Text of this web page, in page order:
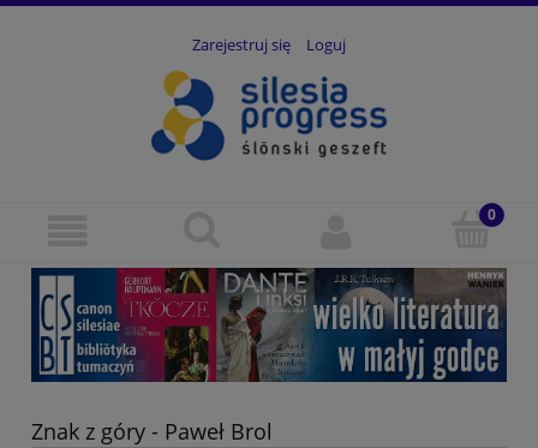
Zarejestruj się Loguj
Znak z góry - Paweł Brol